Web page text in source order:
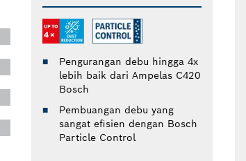
Pengurangan debu hingga 4x
lebih baik dari Ampelas C420
Bosch
Pembuangan debu yang
sangat efisien dengan Bosch
Particle Control